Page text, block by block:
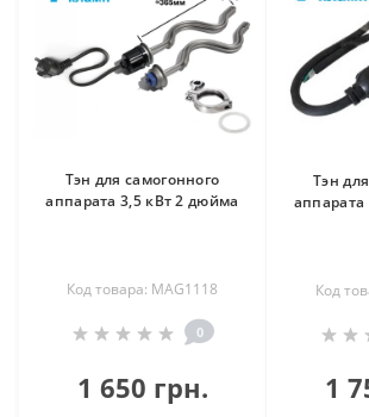
Тэн для самогонного
аппарата 3,5 кВт 2 дюйма
Код товара: MAG1118
0
1 650 грн.
Тэн
Код
1